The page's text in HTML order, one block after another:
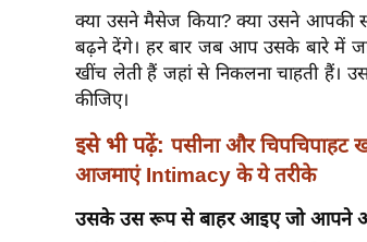
क्या उसने मैसेज किया? क्या उसने आपकी
बढ़ने देंगे। हर बार जब आप उसके बारे में
खींच लेती हैं जहां से निकलना चाहती हैं।
कीजिए।
इसे भी पढ़ें: पसीना और
आजमाएं Intimacy के ये तरीके
उसके उस रूप से बाहर आइए जो आपने